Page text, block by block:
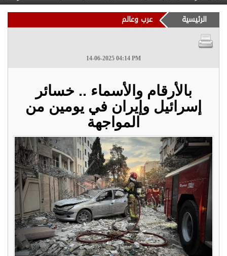
الرئيسية عرب وعالم
14-06-2025 04:14 PM
بالأرقام والأسماء .. خسائر
إسرائيل وإيران في يومين من
المواجهة